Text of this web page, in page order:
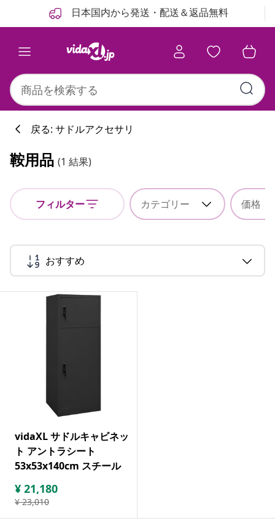
日本国内から発送・配送＆返品無料
戻る: サドルアクセサリ
鞍用品 (1 結果)
フィルター カテゴリー 価格
おすすめ
vidaXL サドルキャビネッ
ト アントラシート
53x53x140cm スチール
¥ 21,180
¥ 23,010